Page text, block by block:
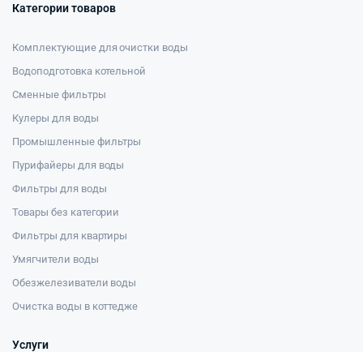
Категории товаров
Комплектующие для очистки воды
Водоподготовка котельной
Сменные фильтры
Кулеры для воды
Промышленные фильтры
Пурифайеры для воды
Фильтры для воды
Товары без категории
Фильтры для квартиры
Умягчители воды
Обезжелезиватели воды
Очистка воды в коттедже
Услуги